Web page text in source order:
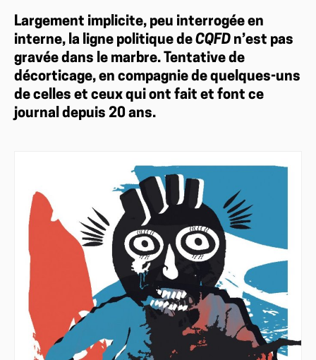
Largement implicite, peu interrogée en
interne, la ligne politique de CQFD n’est pas
gravée dans le marbre. Tentative de
décorticage, en compagnie de quelques-uns
de celles et ceux qui ont fait et font ce
journal depuis 20 ans.